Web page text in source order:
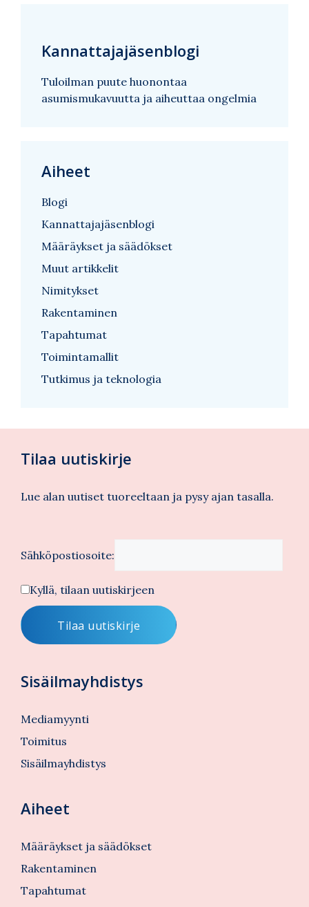
Kannattajajäsenblogi
Tuloilman puute huonontaa
asumismukavuutta ja aiheuttaa ongelmia
Aiheet
Blogi
Kannattajajäsenblogi
Määräykset ja säädökset
Muut artikkelit
Nimitykset
Rakentaminen
Tapahtumat
Toimintamallit
Tutkimus ja teknologia
Tilaa uutiskirje
Lue alan uutiset tuoreeltaan ja pysy ajan tasalla.
Sähköpostiosoite:
Kyllä, tilaan uutiskirjeen
Sisäilmayhdistys
Mediamyynti
Toimitus
Sisäilmayhdistys
Aiheet
Määräykset ja säädökset
Rakentaminen
Tapahtumat